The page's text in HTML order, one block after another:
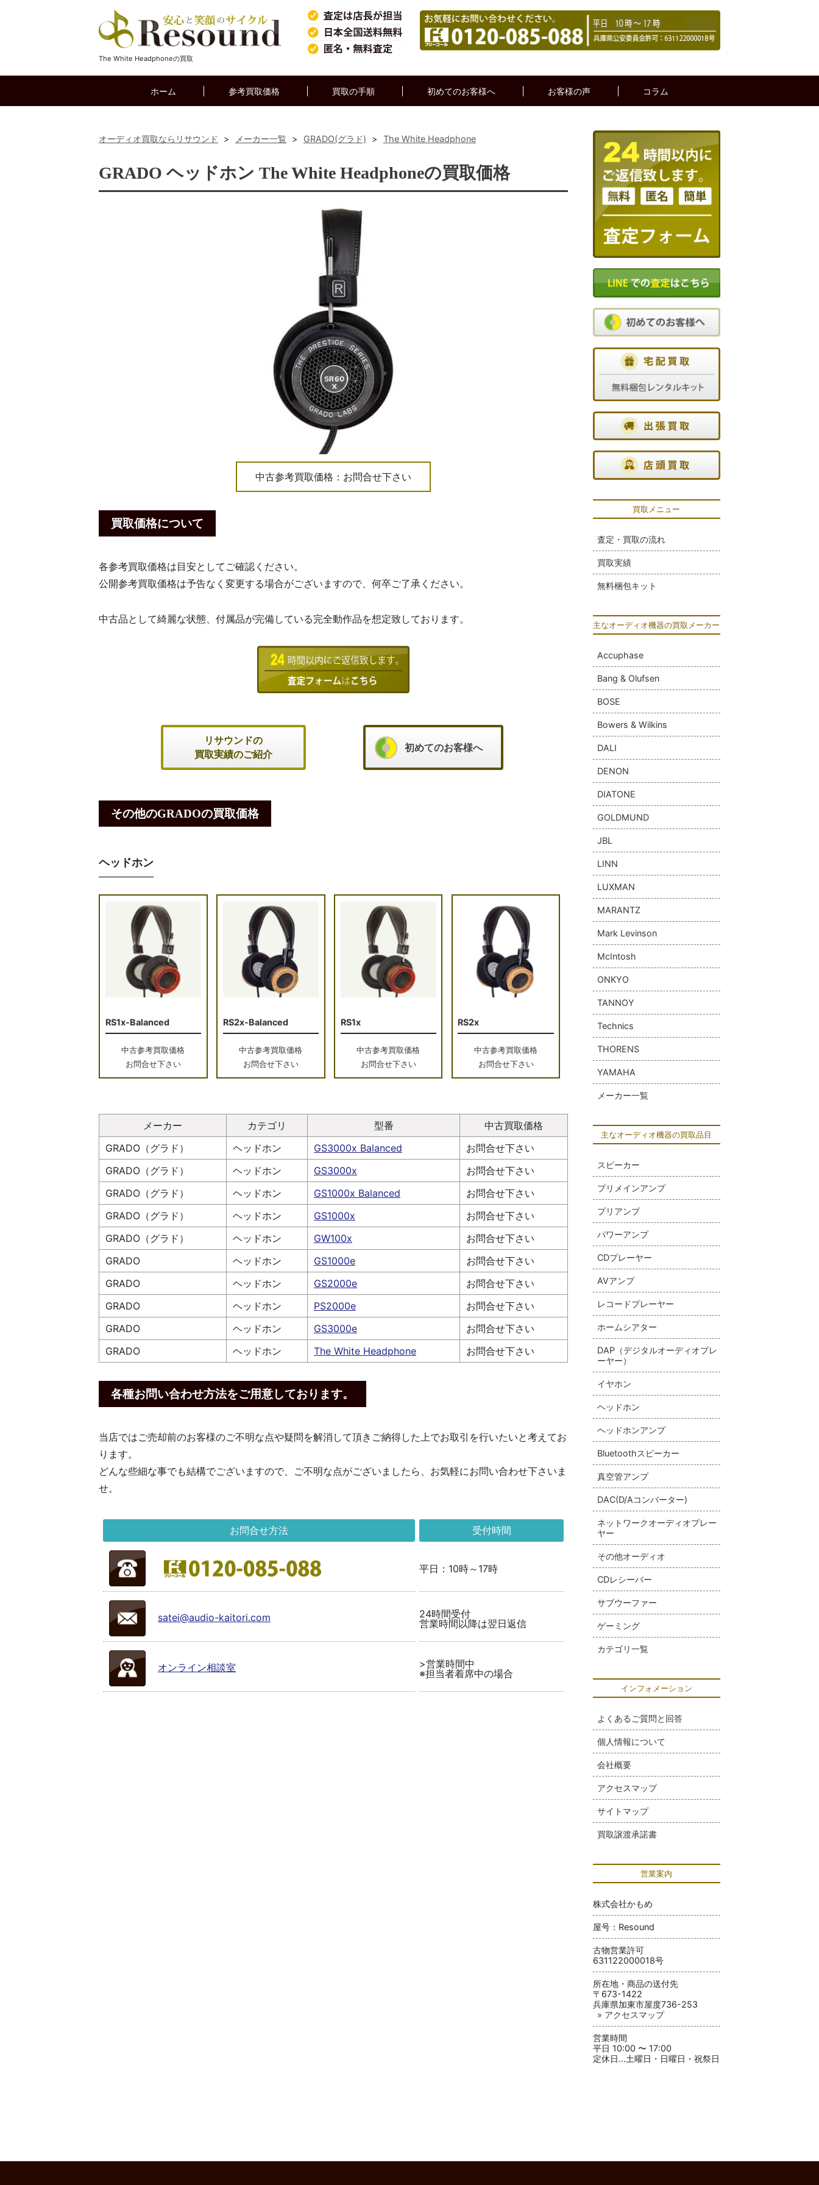
The White Headphoneの買取
ホーム 参考買取価格 買取の手順 初めてのお客様へ お客様の声 コラム
オーディオ買取ならリサウンド > メーカー一覧 > GRADO(グラド) > The White Headphone
GRADO ヘッドホン The White Headphoneの買取価格
中古参考買取価格：お問合せ下さい
買取価格について
各参考買取価格は目安としてご確認ください。
公開参考買取価格は予告なく変更する場合がございますので、何卒ご了承ください。
中古品として綺麗な状態、付属品が完備している完全動作品を想定致しております。
リサウンドの
買取実績のご紹介
初めてのお客様へ
その他のGRADOの買取価格
ヘッドホン
RS1x-Balanced
中古参考買取価格
お問合せ下さい
RS2x-Balanced
中古参考買取価格
お問合せ下さい
RS1x
中古参考買取価格
お問合せ下さい
RS2x
中古参考買取価格
お問合せ下さい
メーカー カテゴリ 型番
中古買取価格
GRADO（グラド）
ヘッドホン GS3000x Balanced
お問合せ下さい
GRADO（グラド）
ヘッドホン GS3000x
お問合せ下さい
GRADO（グラド）
ヘッドホン GS1000x Balanced
お問合せ下さい
GRADO（グラド）
ヘッドホン GS1000x
お問合せ下さい
GRADO（グラド）
ヘッドホン GW100x
お問合せ下さい
GRADO
ヘッドホン GS1000e
お問合せ下さい
GRADO
ヘッドホン GS2000e
お問合せ下さい
GRADO
ヘッドホン PS2000e
お問合せ下さい
GRADO
ヘッドホン GS3000e
お問合せ下さい
GRADO
ヘッドホン The White Headphone お問合せ下さい
各種お問い合わせ方法をご用意しております。
当店ではご売却前のお客様のご不明な点や疑問を解消して頂きご納得した上でお取引を行いたいと考えてお
ります。
どんな些細な事でも結構でございますので、ご不明な点がございましたら、お気軽にお問い合わせ下さいま
せ。
お問合せ方法 受付時間
平日：10時～17時
satei@audio-kaitori.com
24時間受付
営業時間以降は翌日返信
オンライン相談室
>営業時間中
※担当者着席中の場合
買取メニュー
査定・買取の流れ
買取実績
無料梱包キット
主なオーディオ機器の買取メーカー
Accuphase
Bang & Olufsen
BOSE
Bowers & Wilkins
DALI
DENON
DIATONE
GOLDMUND
JBL
LINN
LUXMAN
MARANTZ
Mark Levinson
McIntosh
ONKYO
TANNOY
Technics
THORENS
YAMAHA
メーカー一覧
主なオーディオ機器の買取品目
スピーカー
プリメインアンプ
プリアンプ
パワーアンプ
CDプレーヤー
AVアンプ
レコードプレーヤー
ホームシアター
DAP（デジタルオーディオプレ
ーヤー）
イヤホン
ヘッドホン
ヘッドホンアンプ
Bluetoothスピーカー
真空管アンプ
DAC(D/Aコンバーター)
ネットワークオーディオプレー
ヤー
その他オーディオ
CDレシーバー
サブウーファー
ゲーミング
カテゴリ一覧
インフォメーション
よくあるご質問と回答
個人情報について
会社概要
アクセスマップ
サイトマップ
買取譲渡承諾書
営業案内
株式会社かもめ
屋号：Resound
古物営業許可
631122000018号
所在地・商品の送付先
〒673-1422
兵庫県加東市屋度736-253
» アクセスマップ
営業時間
平日 10:00 〜 17:00
定休日…土曜日・日曜日・祝祭日